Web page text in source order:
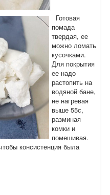
Готовая
помада
твердая, ее
можно ломать
кусочками.
Для покрытия
ее надо
растопить на
водяной бане,
не нагревая
выше 55с,
разминая
комки и
помешивая.
консистенция была